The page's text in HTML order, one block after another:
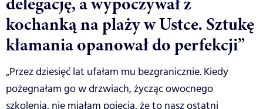
kochanką na plaży w Ustce. Sztukę
kłamania opanował do perfekcji”
„Przez dziesięć lat ufałam mu bezgranicznie. Kiedy
pożegnałam go w drzwiach, życząc owocnego
szkolenia, nie miałam pojęcia, że to nasz ostatni